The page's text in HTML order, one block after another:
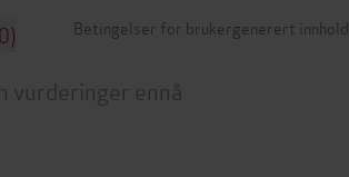
Betingelser for brukergenerert innhold
vurderinger ennå